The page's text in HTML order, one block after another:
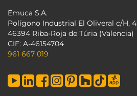
Emuca S.A.
Polígono Industrial El Oliveral c/H, 4
46394 Riba-Roja de Túria (Valencia)
CIF: A-46154704
961 667 019